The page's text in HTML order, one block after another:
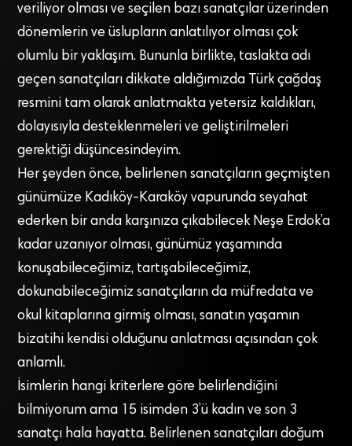
veriliyor olması ve seçilen bazı sanatçılar üzerinden
dönemlerin ve üslupların anlatılıyor olması çok
olumlu bir yaklaşım. Bununla birlikte, taslakta adı
geçen sanatçıları dikkate aldığımızda Türk çağdaş
resmini tam olarak anlatmakta yetersiz kaldıkları,
dolayısıyla desteklenmeleri ve geliştirilmeleri
gerektiği düşüncesindeyim.
Her şeyden önce, belirlenen sanatçıların geçmişten
günümüze Kadıköy-Karaköy vapurunda seyahat
ederken bir anda karşınıza çıkabilecek Neşe Erdok’a
kadar uzanıyor olması, günümüz yaşamında
konuşabileceğimiz, tartışabileceğimiz,
dokunabileceğimiz sanatçıların da müfredata ve
okul kitaplarına girmiş olması, sanatın yaşamın
bizatihi kendisi olduğunu anlatması açısından çok
anlamlı.
İsimlerin hangi kriterlere göre belirlendiğini
bilmiyorum ama 15 isimden 3’ü kadın ve son 3
sanatçı hala hayatta. Belirlenen sanatçıları doğum